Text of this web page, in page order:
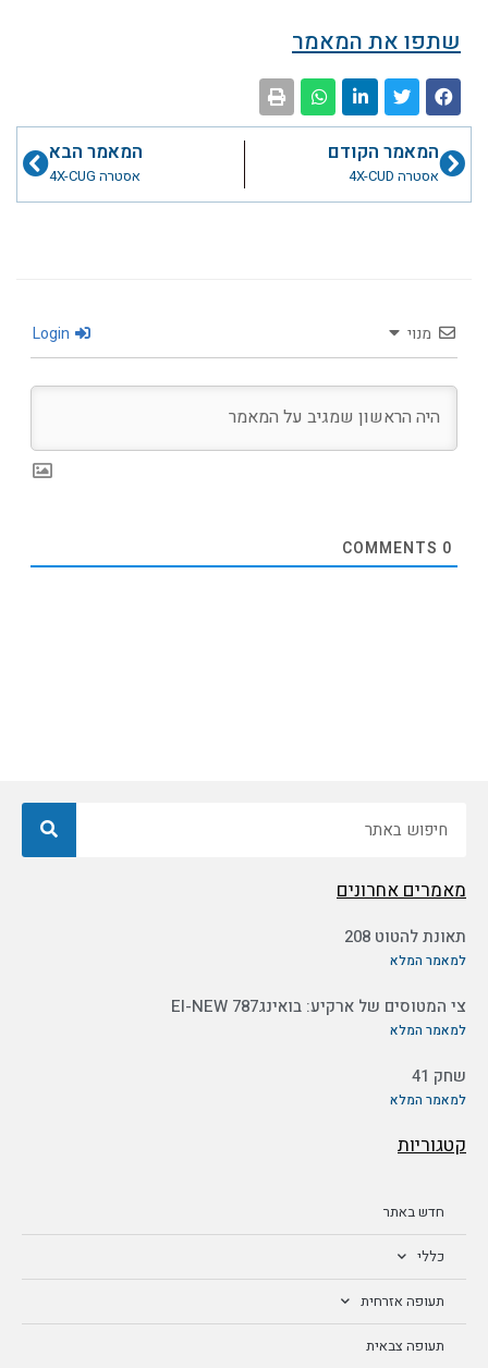
שתפו את המאמר
קודםהמאמר הקודם
אסטרה 4X-CUD
המאמר הבא
אסטרה 4X-CUG
הבא
מנוי
0
מאמרים אחרונים
תאונת להטוט 208
למאמר המלא
צי המטוסים של ארקיע: בואינג787 EI-NEW
למאמר המלא
שחק 41
למאמר המלא
קטגוריות
חדש באתר
כללי
תעופה אזרחית
תעופה צבאית